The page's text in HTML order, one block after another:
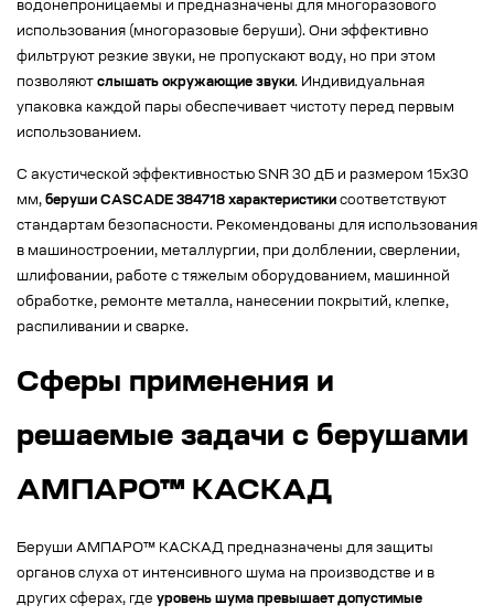
водонепроницаемы и предназначены для многоразового
использования (многоразовые беруши). Они эффективно
фильтруют резкие звуки, не пропускают воду, но при этом
позволяют слышать окружающие звуки. Индивидуальная
упаковка каждой пары обеспечивает чистоту перед первым
использованием.
С акустической эффективностью SNR 30 дБ и размером 15х30
мм, беруши CASCADE 384718 характеристики соответствуют
стандартам безопасности. Рекомендованы для использования
в машиностроении, металлургии, при долблении, сверлении,
шлифовании, работе с тяжелым оборудованием, машинной
обработке, ремонте металла, нанесении покрытий, клепке,
распиливании и сварке.
Сферы применения и
решаемые задачи с берушами
АМПАРО™ КАСКАД
Беруши АМПАРО™ КАСКАД предназначены для защиты
органов слуха от интенсивного шума на производстве и в
других сферах, где уровень шума превышает допустимые